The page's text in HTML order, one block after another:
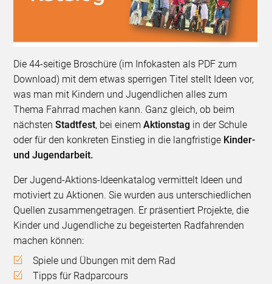
Die 44-seitige Broschüre (im Infokasten als PDF zum
Download) mit dem etwas sperrigen Titel stellt Ideen vor,
was man mit Kindern und Jugendlichen alles zum
Thema Fahrrad machen kann. Ganz gleich, ob beim
nächstenStadtfest, bei einemAktionstag in der Schule
oder für den konkreten Einstieg in die langfristige Kinder-
und Jugendarbeit.
Der Jugend-Aktions-Ideenkatalog vermittelt Ideen und
motiviert zu Aktionen. Sie wurden aus unterschiedlichen
Quellen zusammengetragen. Er präsentiert Projekte, die
Kinder und Jugendliche zu begeisterten Radfahrenden
machen können:
Spiele und Übungen mit dem Rad
Tipps für Radparcours